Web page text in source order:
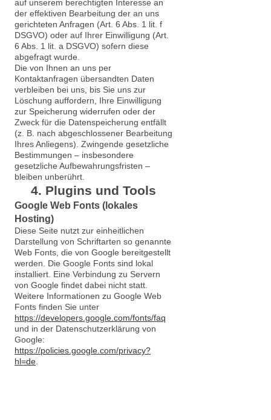
auf unserem berechtigten Interesse an
der effektiven Bearbeitung der an uns
gerichteten Anfragen (Art. 6 Abs. 1 lit. f
DSGVO) oder auf Ihrer Einwilligung (Art.
6 Abs. 1 lit. a DSGVO) sofern diese
abgefragt wurde.
Die von Ihnen an uns per
Kontaktanfragen übersandten Daten
verbleiben bei uns, bis Sie uns zur
Löschung auffordern, Ihre Einwilligung
zur Speicherung widerrufen oder der
Zweck für die Datenspeicherung entfällt
(z. B. nach abgeschlossener Bearbeitung
Ihres Anliegens). Zwingende gesetzliche
Bestimmungen – insbesondere
gesetzliche Aufbewahrungsfristen –
bleiben unberührt.
4. Plugins und Tools
Google Web Fonts (lokales
Hosting)
Diese Seite nutzt zur einheitlichen
Darstellung von Schriftarten so genannte
Web Fonts, die von Google bereitgestellt
werden. Die Google Fonts sind lokal
installiert. Eine Verbindung zu Servern
von Google findet dabei nicht statt.
Weitere Informationen zu Google Web
Fonts finden Sie unter
https://developers.google.com/fonts/faq
und in der Datenschutzerklärung von
Google:
https://policies.google.com/privacy?
hl=de